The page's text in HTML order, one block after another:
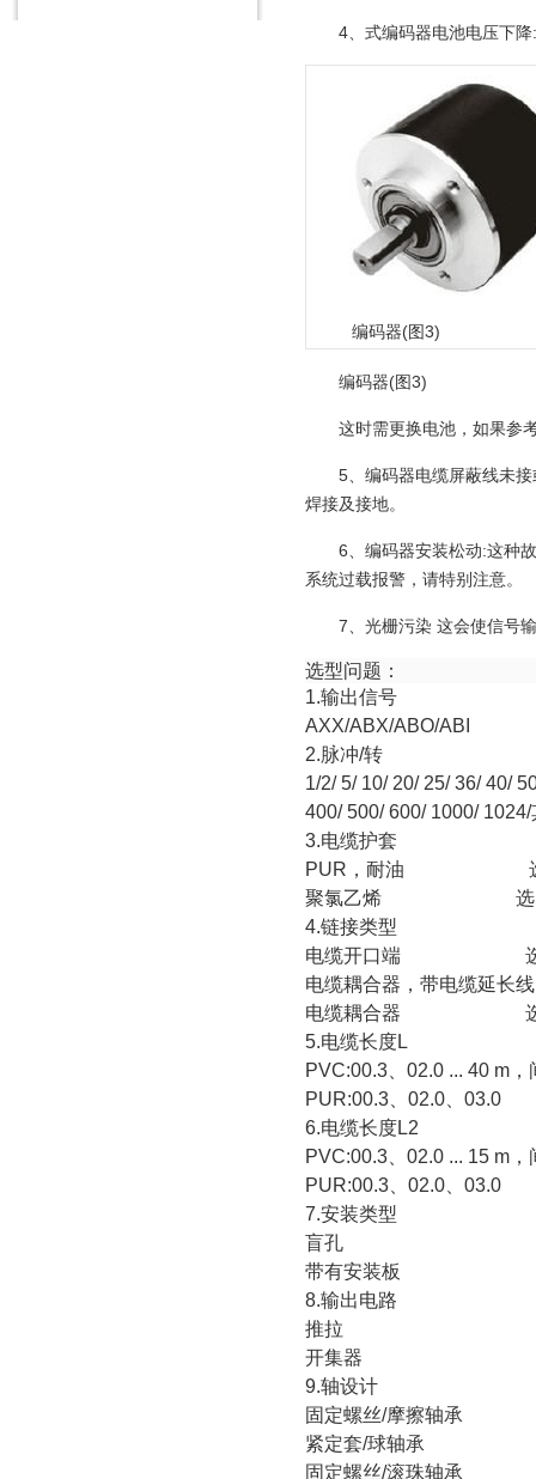
4、式编码器电池电压下
编码器(图3)
编码器(图3)
这时需更换电池，如果参
5、编码器电缆屏蔽线未
焊接及接地。
6、编码器安装松动:这种
系统过载报警，请特别注意。
7、光栅污染 这会使信号
选型问题：
1.输出信号
AXX/ABX/ABO/ABI
2.脉冲/转
1/2/ 5/ 10/ 20/ 25/ 36/ 40/
400/ 500/ 600/ 1000/ 1024/
3.电缆护套
PUR ，耐油
聚氯乙烯 选
4.链接类型
电缆开口端
电缆耦合器，带电缆
电缆耦合器
5.电缆长度L
PVC:00.3
02.0 ... 40 m
PUR:00.3
02.0
03.0
6.电缆长度L2
PVC:00.3
02.0 ... 15 m
PUR:00.3
02.0
03.0
7.安装类型
盲孔
带有安装
8.输出电路
推拉
开集器
9.轴设计
固定螺丝/摩擦轴承
紧定套/球轴
固定螺丝/滚珠轴